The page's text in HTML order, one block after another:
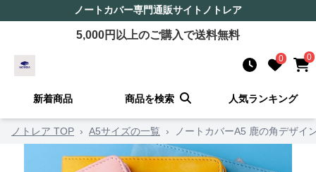
ノートカバー専門通販サイト ノトレア
5,000円以上のご購入で送料無料
0 0
新着商品 商品を検索 人気ランキング
ノトレア TOP › A5サイズの一覧 › ノートカバーA5 鹿の角デザイ